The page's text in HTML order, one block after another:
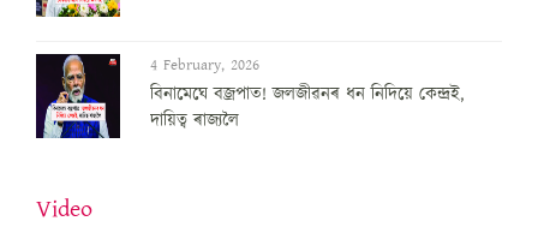
4 February, 2026
বিনামেঘে বজ্ৰপাত! জলজীৱনৰ ধন নিদিয়ে কেন্দ্ৰই,
দায়িত্ব ৰাজ্যলৈ
Video